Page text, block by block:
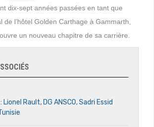
dix-sept années passées en tant que
de l’hôtel Golden Carthage à Gammarth,
un nouveau chapitre de sa carrière.
Lionel Rault, DG ANSCO, Sadri Essid